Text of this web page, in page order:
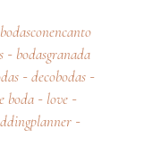
bodasconencanto
- bodasgranada
- decobodas -
boda - love -
-